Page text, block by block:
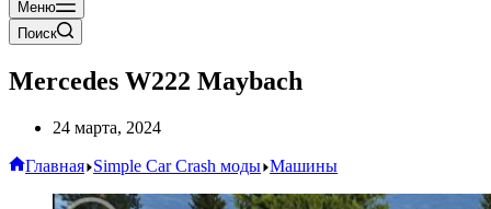
Меню
Поиск
Mercedes W222 Maybach
24 марта, 2024
Главная Simple Car Crash моды Машины